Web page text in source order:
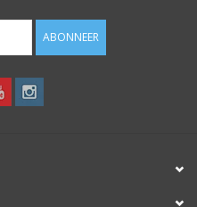
ABONNEER